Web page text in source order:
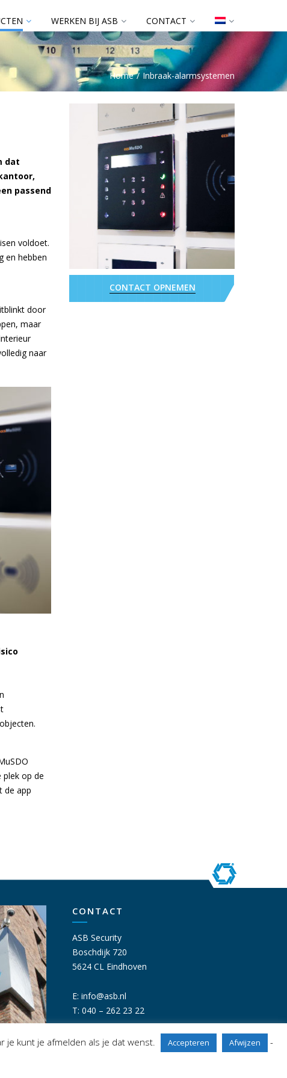
WERKEN BIJ ASB CONTACT
Home Inbraak-alarmsystemen
dat
passend
voldoet.
en hebben
door
maar
naar
plek op de
de app
CONTACT OPNEMEN
CONTACT
ASB Security
Boschdijk 720
5624 CL Eindhoven
E: info@asb.nl
T: 040 – 262 23 22
je kunt je afmelden als je dat wenst. Accepteren Afwijzen -